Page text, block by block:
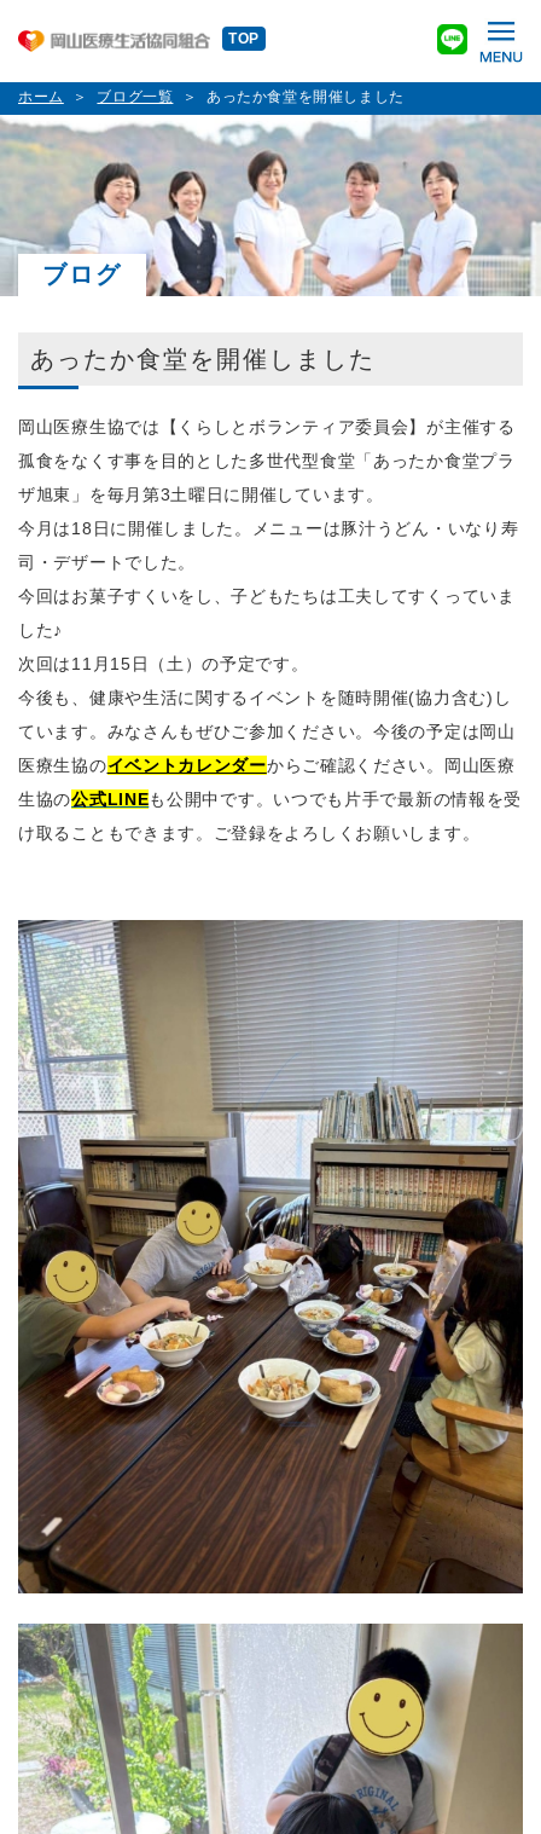
TOP
ホーム ブログ一覧 あったか食堂を開催しました
ブログ
あったか食堂を開催しました
岡山医療生協では【くらしとボランティア委員会】が主催する
孤食をなくす事を目的とした多世代型食堂「あったか食堂プラ
ザ旭東」を毎月第3土曜日に開催しています。
今月は18日に開催しました。メニューは豚汁うどん・いなり寿
司・デザートでした。
今回はお菓子すくいをし、子どもたちは工夫してすくっていま
した♪
次回は11月15日（土）の予定です。
今後も、健康や生活に関するイベントを随時開催(協力含む)し
ています。みなさんもぜひご参加ください。今後の予定は岡山
医療生協のイベントカレンダーからご確認ください。
岡山医療
生協の公式LINEも公開中です。いつでも片手で最新の情報を受
け取ることもできます。ご登録をよろしくお願いします。